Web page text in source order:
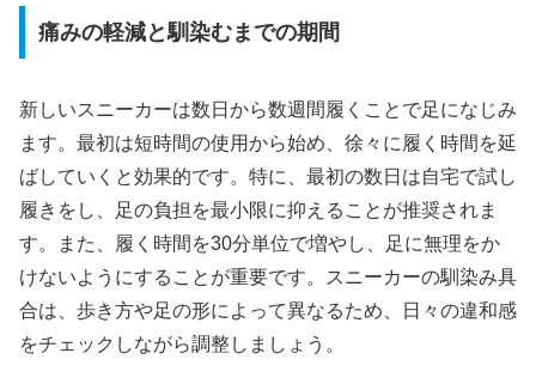
痛みの軽減と馴染むまでの期間
新しいスニーカーは数日から数週間履くことで足になじみ
ます。最初は短時間の使用から始め、徐々に履く時間を延
ばしていくと効果的です。特に、最初の数日は自宅で試し
履きをし、足の負担を最小限に抑えることが推奨されま
す。また、履く時間を30分単位で増やし、足に無理をか
けないようにすることが重要です。スニーカーの馴染み具
合は、歩き方や足の形によって異なるため、日々の違和感
をチェックしながら調整しましょう。